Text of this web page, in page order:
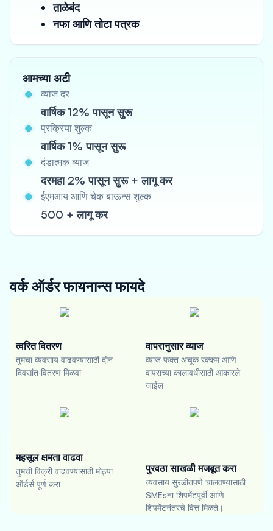
ताळेबंद
नफा आणि तोटा पत्रक
आमच्या अटी
व्याज दर
वार्षिक 12% पासून सुरू
प्रक्रिया शुल्क
वार्षिक 1% पासून सुरू
दंडात्मक व्याज
दरमहा 2% पासून सुरू + लागू कर
ईएमआय आणि चेक बाऊन्स शुल्क
500 + लागू कर
वर्क ऑर्डर फायनान्सफायदे
त्वरित वितरण
तुमचा व्यवसाय वाढवण्यासाठी दोन
दिवसांत वितरण मिळवा
वापरानुसार व्याज
व्याज फक्त अचूक रक्कम आणि
वापराच्या कालावधीसाठी आकारले
जाईल
महसूल क्षमता वाढवा
तुमची विक्री वाढवण्यासाठी मोठ्या
ऑर्डर्स पूर्ण करा
पुरवठा साखळी मजबूत करा
व्यवसाय सुरळीतपणे चालवण्यासाठी
SMEsना शिपमेंटपूर्वी आणि
शिपमेंटनंतरचे वित्त मिळते।